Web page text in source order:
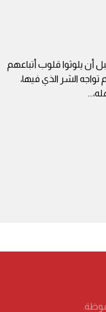
يلوثوا قلوب أتباعهم
الشر الذي فيها،
...